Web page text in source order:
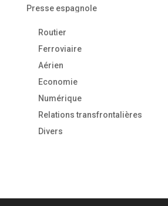
Presse espagnole
Routier
Ferroviaire
Aérien
Economie
Numérique
Relations transfrontalières
Divers